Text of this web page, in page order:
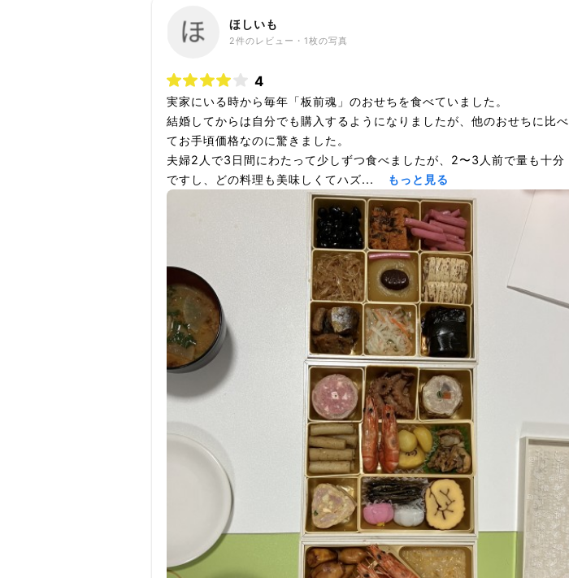
ほしいも
2件のレビュー・ 1枚の写真
4
実家にいる時から毎年「板前魂」のおせちを食べていました。
結婚してからは自分でも購入するようになりましたが、他のおせちに比べ
てお手頃価格なのに驚きました。
夫婦2人で3日間にわたって少しずつ食べましたが、2〜3人前で量も十分
ですし、どの料理も美味しくてハズ...
もっと見る